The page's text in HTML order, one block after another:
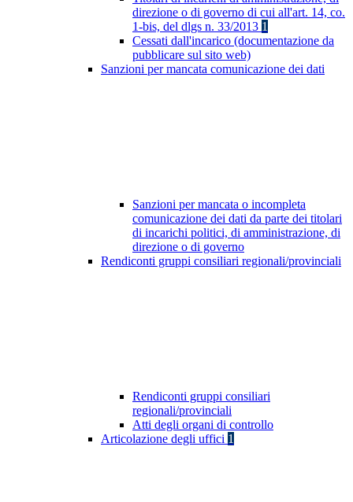
direzione o di governo di cui all'art. 14, co.
1-bis, del dlgs n. 33/2013 1
Cessati dall'incarico (documentazione da
pubblicare sul sito web)
Sanzioni per mancata comunicazione dei dati
Sanzioni per mancata o incompleta
comunicazione dei dati da parte dei titolari
di incarichi politici, di amministrazione, di
direzione o di governo
Rendiconti gruppi consiliari regionali/provinciali
Rendiconti gruppi consiliari
regionali/provinciali
Atti degli organi di controllo
Articolazione degli uffici 1